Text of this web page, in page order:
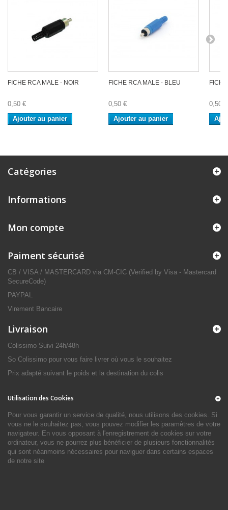
FICHE RCA MALE - NOIR
0,50 €
Ajouter au panier
FICHE RCA MALE - BLEU
0,50 €
Ajouter au panier
0,50 €
Catégories
Informations
Mon compte
Paiment sécurisé
CB / VISA / MASTERCARD via CM-CIC (Verified by Visa - Mastercard
SecureCode)
PAYPAL
Virement Bancaire
Livraison
Colissimo Suivi 24h/48h
So Colissimo pour vous faire livrer où vous le souhaitez
Prix adapté suivant le poids et la destination du colis
Utilisation des Cookies
Pour vous garantir un service de qualité, nous utilisons des cookies. Si
vous ne le souhaitez pas, vous pouvez modifier les paramètres de votre
navigateur. En vous opposant à l'enregistrement de cookies sur votre
ordinateur, vous ne pourrez plus bénéficier de plusieurs fonctionnalités
qui sont néanmoins nécessaires pour naviguer dans certains espaces
de notre site